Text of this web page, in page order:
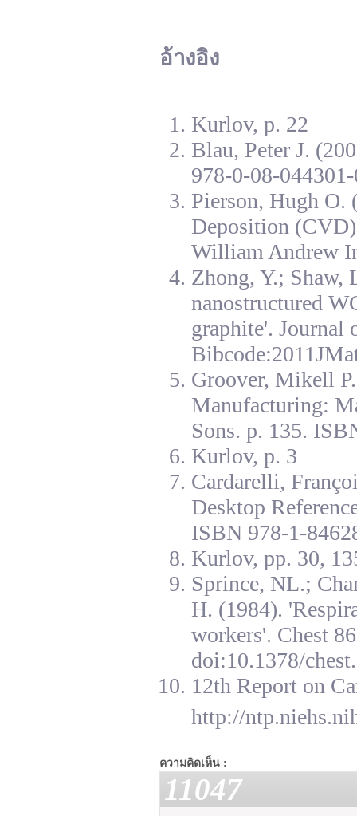
อ้างอิง
Kurlov, p. 22
Blau, Peter J.
978-0-08-
Pierson, Hugh O.
Deposition
William Andrew
Zhong, Y.; Shaw,
nanostructured
graphite'. Journal
Groover, Mikell
Manufacturing:
Sons. p. 135.
Kurlov, p. 3
Cardarelli,
Desktop
ISBN 978-1-
Kurlov, pp. 30,
Sprince, NL.;
H. (1984).
workers'. Chest
doi:10.1378/
12th Report on
http://
ความคิดเห็น :
11047